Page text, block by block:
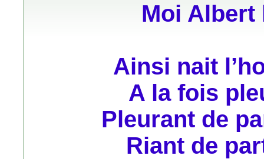
Moi Albert
Ainsi nait
A la fois
Pleurant de
Riant de